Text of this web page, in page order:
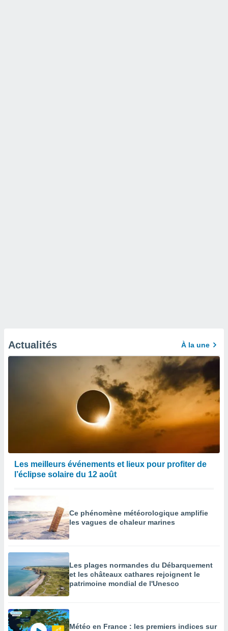
Actualités À la une
Les meilleurs événements et lieux pour profiter de
l’éclipse solaire du 12 août
Ce phénomène météorologique amplifie
les vagues de chaleur marines
Les plages normandes du Débarquement
et les châteaux cathares rejoignent le
patrimoine mondial de l'Unesco
Météo en France : les premiers indices sur